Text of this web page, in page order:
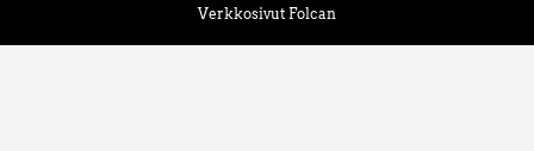
Verkkosivut Folcan